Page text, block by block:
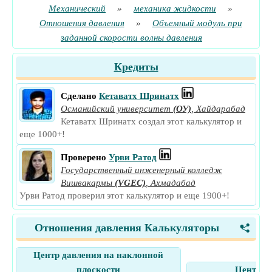
Механический » механика жидкости
»
Отношения давления
»
Объемный модуль при
заданной скорости волны давления
Кредиты
Сделано Кетаватх Шринатх
Османийский университет (ОУ)
Хайдарабад
Кетаватх Шринатх создал этот калькулятор и
еще 1000+!
Проверено Урви Ратод
Государственный инженерный колледж
Вишвакармы (VGEC) Ахмадабад
Урви Ратод проверил этот калькулятор и еще 1900+!
<
Отношения давления Калькуляторы
Центр давления на наклонной
плоскости
Центр